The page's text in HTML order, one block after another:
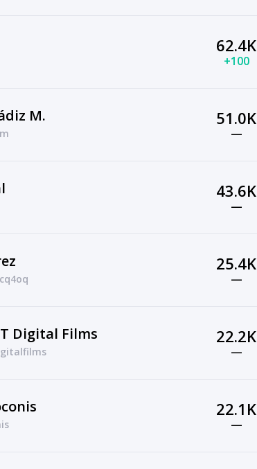
62.4K
+100
M. 51.0K
—
43.6K
—
25.4K
—
Digital Films 22.2K
—
22.1K
—